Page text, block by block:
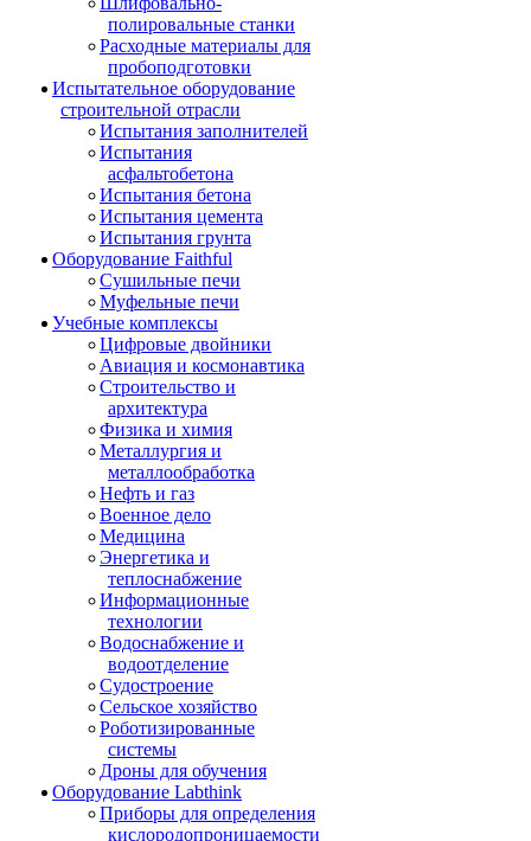
полировальные станки
Расходные материалы для
пробоподготовки
Испытательное оборудование
строительной отрасли
Испытания заполнителей
Испытания
асфальтобетона
Испытания бетона
Испытания цемента
Испытания грунта
Оборудование Faithful
Сушильные печи
Муфельные печи
Учебные комплексы
Цифровые двойники
Авиация и космонавтика
Строительство и
архитектура
Физика и химия
Металлургия и
металлообработка
Нефть и газ
Военное дело
Медицина
Энергетика и
теплоснабжение
Информационные
технологии
Водоснабжение и
водоотделение
Судостроение
Сельское хозяйство
Роботизированные
системы
Дроны для обучения
Оборудование Labthink
Приборы для определения
кислородопроницаемости